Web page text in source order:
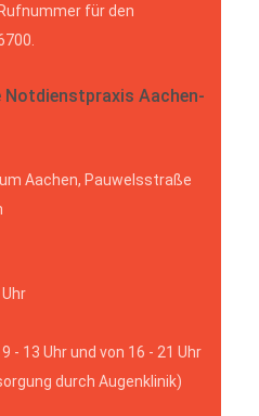
für den
Aachen-
Aachen, Pauwelsstraße
Uhr
- 13 Uhr und von 16 - 21 Uhr
durch Augenklinik)